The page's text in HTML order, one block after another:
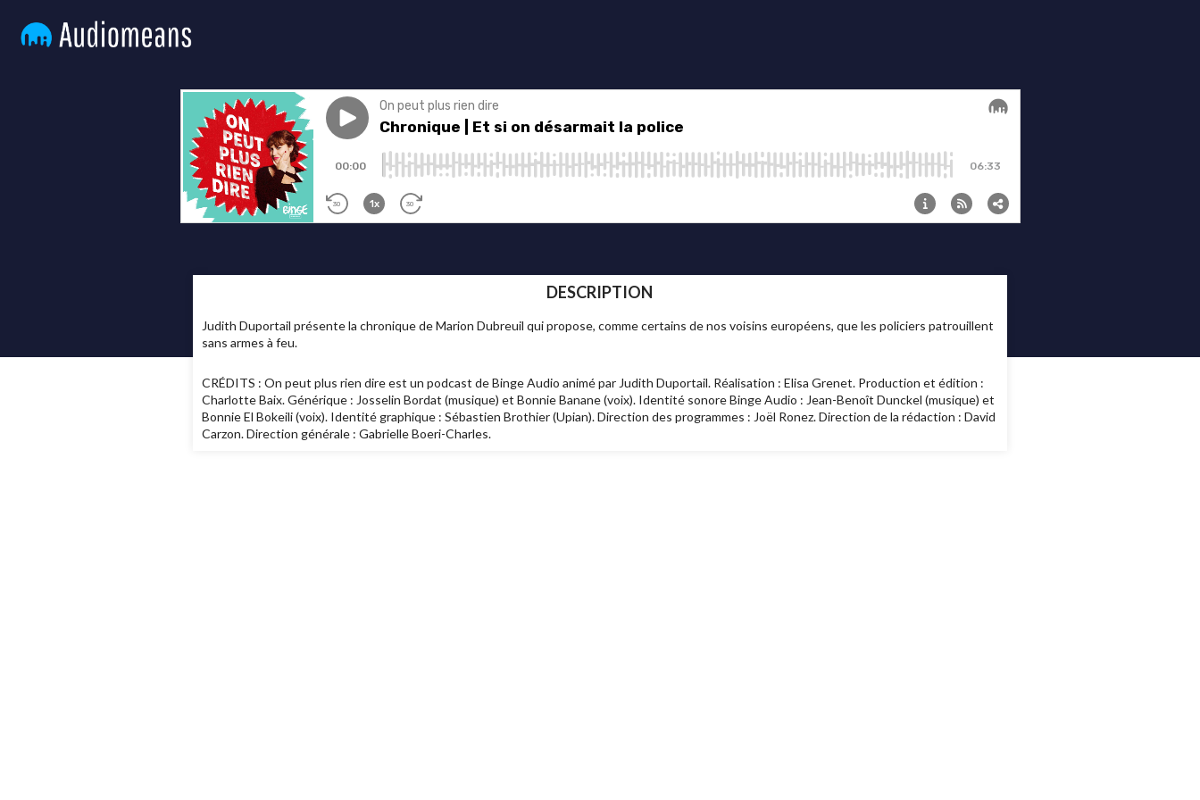
DESCRIPTION
Judith Duportail présente la chronique de Marion Dubreuil qui propose, comme certains de nos voisins européens, que les policiers patrouillent
sans armes à feu.
CRÉDITS : On peut plus rien dire est un podcast de Binge Audio animé par Judith Duportail. Réalisation : Elisa Grenet. Production et édition :
Charlotte Baix. Générique : Josselin Bordat (musique) et Bonnie Banane (voix). Identité sonore Binge Audio : Jean-Benoît Dunckel (musique) et
Bonnie El Bokeili (voix). Identité graphique : Sébastien Brothier (Upian). Direction des programmes : Joël Ronez. Direction de la rédaction : David
Carzon. Direction générale : Gabrielle Boeri-Charles.